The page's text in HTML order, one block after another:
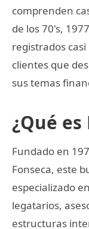
comprenden
de los 70's,
registrados
clientes que
sus temas
¿Qué es
Fundado en
Fonseca, este
especializado
legatarios,
estructuras